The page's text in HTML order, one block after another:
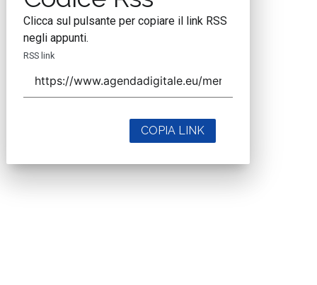
Clicca sul pulsante per copiare il link RSS
negli appunti.
RSS link
COPIA LINK